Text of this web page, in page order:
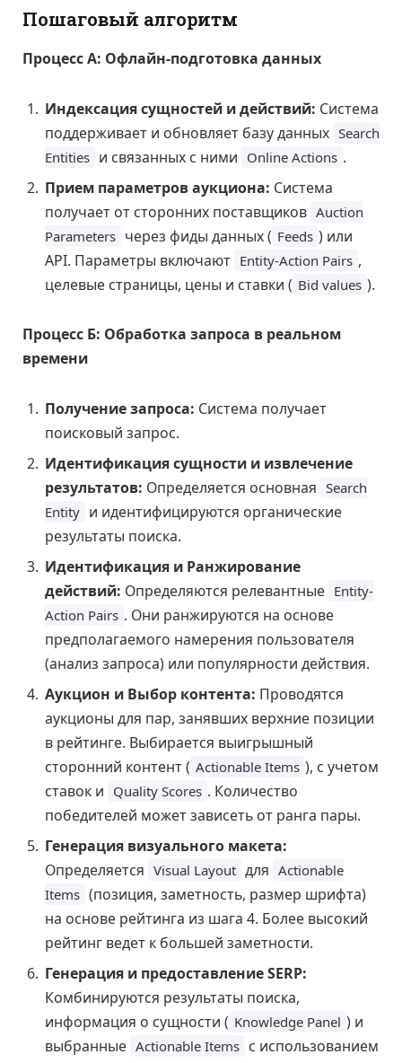
Пошаговый алгоритм
Процесс А: Офлайн-подготовка данных
Индексация сущностей и действий: Система
поддерживает и обновляет базу данных Search
Entities и связанных с ними Online Actions .
Прием параметров аукциона: Система
получает от сторонних поставщиков Auction
Parameters через фиды данных ( Feeds ) или
API. Параметры включают Entity-Action Pairs ,
целевые страницы, цены и ставки ( Bid values ).
Процесс Б: Обработка запроса в реальном
времени
Получение запроса: Система получает
поисковый запрос.
Идентификация сущности и извлечение
результатов: Определяется основная Search
Entity и идентифицируются органические
результаты поиска.
Идентификация и Ранжирование
действий: Определяются релевантные Entity-
Action Pairs . Они ранжируются на основе
предполагаемого намерения пользователя
(анализ запроса) или популярности действия.
Аукцион и Выбор контента: Проводятся
аукционы для пар, занявших верхние позиции
в рейтинге. Выбирается выигрышный
сторонний контент ( Actionable Items ), с учетом
ставок и Quality Scores . Количество
победителей может зависеть от ранга пары.
Генерация визуального макета:
Определяется Visual Layout для Actionable
Items (позиция, заметность, размер шрифта)
на основе рейтинга из шага 4. Более высокий
рейтинг ведет к большей заметности.
Генерация и предоставление SERP:
Комбинируются результаты поиска,
информация о сущности ( Knowledge Panel ) и
выбранные Actionable Items с использованием